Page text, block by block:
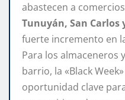
abastecen a
Tunuyán, San Carlos
fuerte incremento en
Para los almaceneros
barrio, la «Black
oportunidad clave